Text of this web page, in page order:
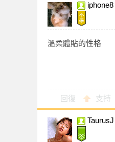
iphone8
溫柔體貼的性格
回復 支持
TaurusJ